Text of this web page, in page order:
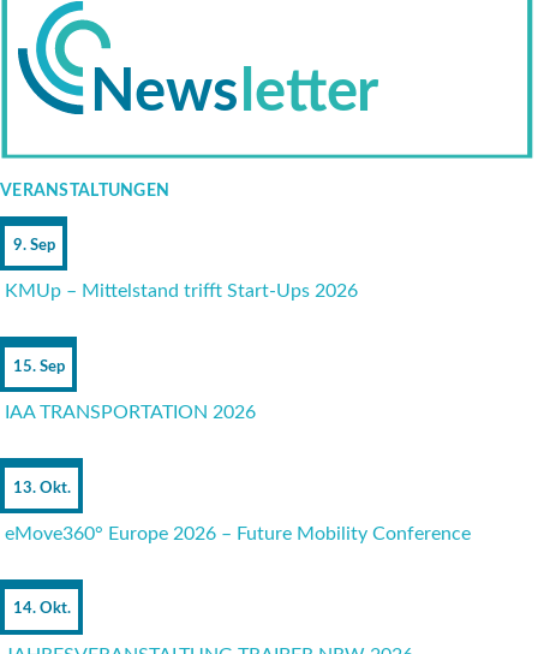
VERANSTALTUNGEN
9. Sep
KMUp – Mittelstand trifft Start-Ups 2026
15. Sep
IAA TRANSPORTATION 2026
13. Okt.
eMove360° Europe 2026 – Future Mobility Conference
14. Okt.